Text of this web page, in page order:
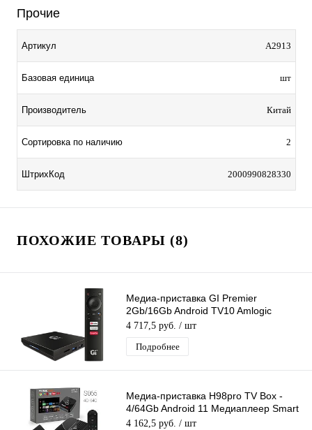
Прочие
Артикул A2913
Базовая единица шт
Производитель Китай
Сортировка по наличию 2
ШтрихКод 2000990828330
ПОХОЖИЕ ТОВАРЫ (8)
Медиа-приставка GI Premier
2Gb/16Gb Android TV10 Amlogic
S905X4 Медиаплеер SmartTV IPTV
OTT 4K H.265
4 717,5 руб. / шт
Подробнее
Медиа-приставка H98pro TV Box -
4/64Gb Android 11 Медиаплеер Smart
tv IPTV OTT приставка 4K HD
4 162,5 руб. / шт